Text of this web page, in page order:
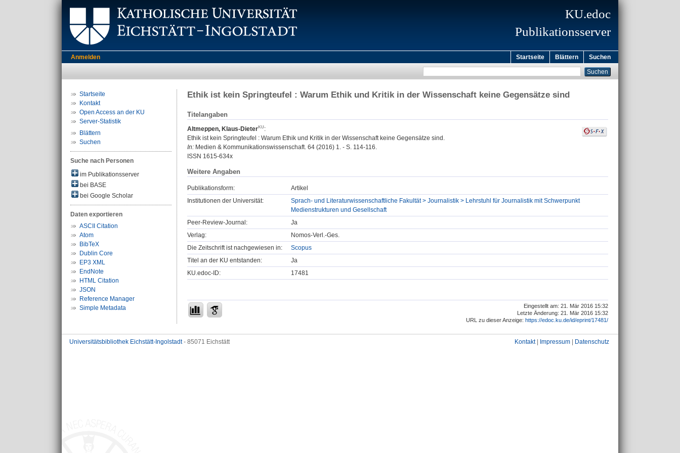
KU.edoc
Publikationsserver
Anmelden Startseite Blättern Suchen
Startseite
Kontakt
Open Access an der KU
Server-Statistik
Blättern
Suchen
Suche nach Personen
im Publikationsserver
bei BASE
bei Google Scholar
Daten exportieren
ASCII Citation
Atom
BibTeX
Dublin Core
EP3 XML
EndNote
HTML Citation
JSON
Reference Manager
Simple Metadata
Ethik ist kein Springteufel : Warum Ethik und Kritik in der Wissenschaft keine Gegensätze sind
Titelangaben
Altmeppen, Klaus-Dieter
:
Ethik ist kein Springteufel : Warum Ethik und Kritik in der Wissenschaft keine Gegensätze sind.
In: Medien & Kommunikationswissenschaft. 64 (2016) 1. - S. 114-116.
ISSN 1615-634x
Weitere Angaben
Publikationsform:
Artikel
Institutionen der Universität:
Sprach- und Literaturwissenschaftliche Fakultät > Journalistik > Lehrstuhl für Journalistik mit Schwerpunkt
Medienstrukturen und Gesellschaft
Peer-Review-Journal:
Ja
Verlag:
Nomos-Verl.-Ges.
Die Zeitschrift ist nachgewiesen in:
Scopus
Titel an der KU entstanden:
Ja
KU.edoc-ID:
17481
Eingestellt am: 21. Mär 2016 15:32
Letzte Änderung: 21. Mär 2016 15:32
URL zu dieser Anzeige: https://edoc.ku.de/id/eprint/17481/
Universitätsbibliothek Eichstätt-Ingolstadt- 85071 Eichstätt Kontakt| Impressum Datenschutz